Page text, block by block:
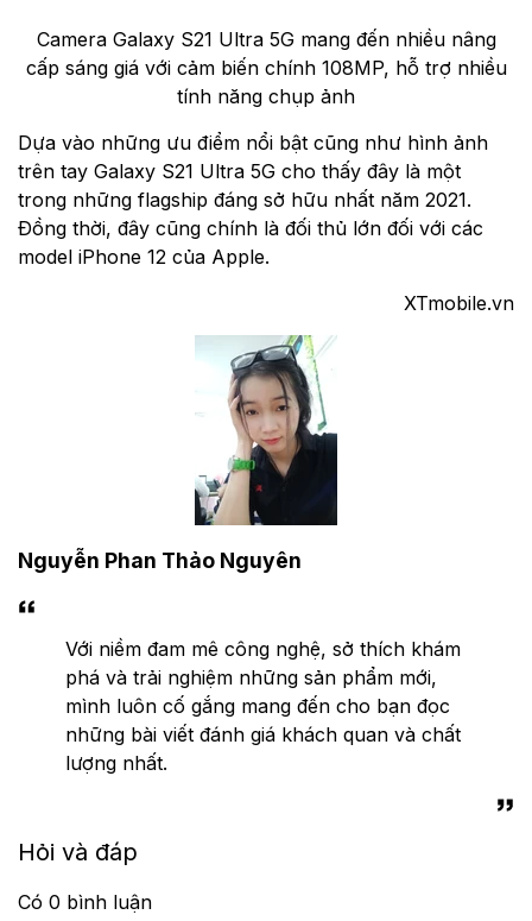
Camera Galaxy S21 Ultra 5G mang đến nhiều nâng
cấp sáng giá với cảm biến chính 108MP, hỗ trợ nhiều
tính năng chụp ảnh
Dựa vào những ưu điểm nổi bật cũng như hình ảnh
trên tay Galaxy S21 Ultra 5G cho thấy đây là một
trong những flagship đáng sở hữu nhất năm 2021.
Đồng thời, đây cũng chính là đối thủ lớn đối với các
model iPhone 12 của Apple.
XTmobile.vn
Nguyễn Phan Thảo Nguyên
Với niềm đam mê công nghệ, sở thích khám
phá và trải nghiệm những sản phẩm mới,
mình luôn cố gắng mang đến cho bạn đọc
những bài viết đánh giá khách quan và chất
lượng nhất.
Hỏi và đáp
Có 0 bình luận